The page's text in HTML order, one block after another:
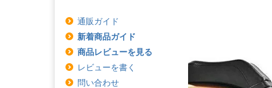
通販ガイド
新着商品ガイド
商品レビューを見る
レビューを書く
問い合わせ